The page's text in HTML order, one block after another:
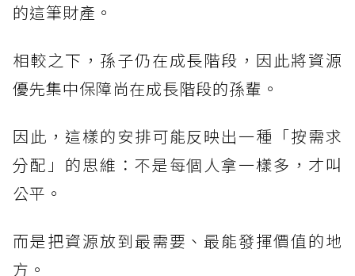
的這筆財產。
相較之下，孫子仍在成長階段，因此將資源
優先集中保障尚在成長階段的孫輩。
因此，這樣的安排可能反映出一種「按需求
分配」的思維：不是每個人拿一樣多，才叫
公平。
而是把資源放到最需要、最能發揮價值的地
方。